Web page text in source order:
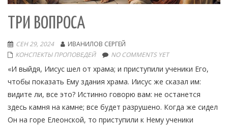
ТРИ ВОПРОСА
СЕН 29, 2024
ИВАНИЛОВ СЕРГЕЙ
КОНСПЕКТЫ ПРОПОВЕДЕЙ
NO COMMENTS YET
«И выйдя, Иисус шел от храма; и приступили ученики Его,
чтобы показать Ему здания храма. Иисус же сказал им:
видите ли, все это? Истинно говорю вам: не останется
здесь камня на камне; все будет разрушено. Когда же сидел
Он на горе Елеонской, то приступили к Нему ученики